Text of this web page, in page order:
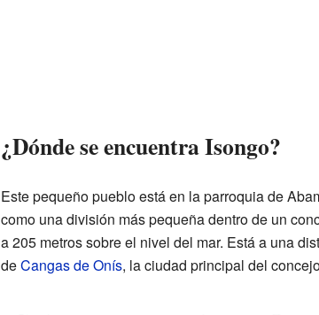
¿Dónde se encuentra Isongo?
Este pequeño pueblo está en la parroquia de
como una división más pequeña dentro de un
a 205 metros sobre el nivel del mar. Está a una
deCangas de Onís, la ciudad principal del